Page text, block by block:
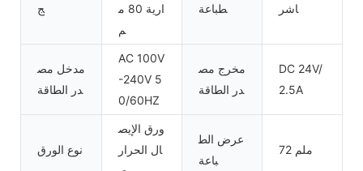
ج
ارية 80 م
م
طباعة
اشر
مدخل مص
در الطاقة
AC 100V
-240V 5
0/60HZ
مخرج مص
در الطاقة
DC 24V/
2.5A
نوع الورق
ورق الإيص
ال الحرار
عرض الط
باعة
72 ملم